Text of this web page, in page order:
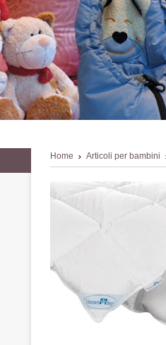
Home Articoli per bambini